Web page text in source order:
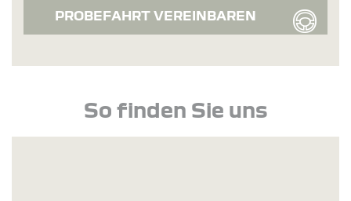
PROBEFAHRT VEREINBAREN
So finden Sie uns